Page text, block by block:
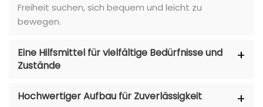
Freiheit suchen, sich bequem und leicht zu
bewegen.
Eine Hilfsmittel für vielfältige Bedürfnisse und
Zustände
Hochwertiger Aufbau für Zuverlässigkeit